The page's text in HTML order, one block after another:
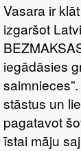
Vasara ir
izgaršot
iegādāsies
stāstus un
pagatavot
īstai māju